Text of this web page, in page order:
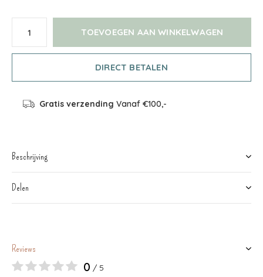
TOEVOEGEN AAN WINKELWAGEN
DIRECT BETALEN
Gratis verzending Vanaf €100,-
Beschrijving
Delen
Reviews
0 / 5